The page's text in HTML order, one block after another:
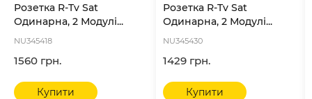
Розетка R-Tv Sat
Одинарна, 2 Модулі...
NU345418
1560 грн.
Купити
Розетка R-Tv Sat
Одинарна, 2 Модулі...
NU345430
1429 грн.
Купити